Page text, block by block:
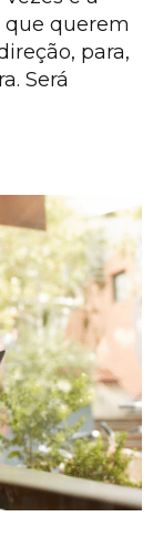
que querem
para,
Será